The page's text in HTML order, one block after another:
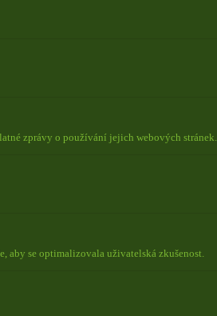
zprávy o používání jejich webových stránek.
aby se optimalizovala uživatelská zkušenost.